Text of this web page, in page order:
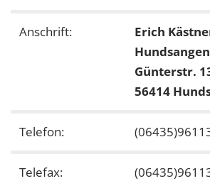
Anschrift:
Erich
Hundsangen
Günterstr.
56414
Telefon:
Telefax: